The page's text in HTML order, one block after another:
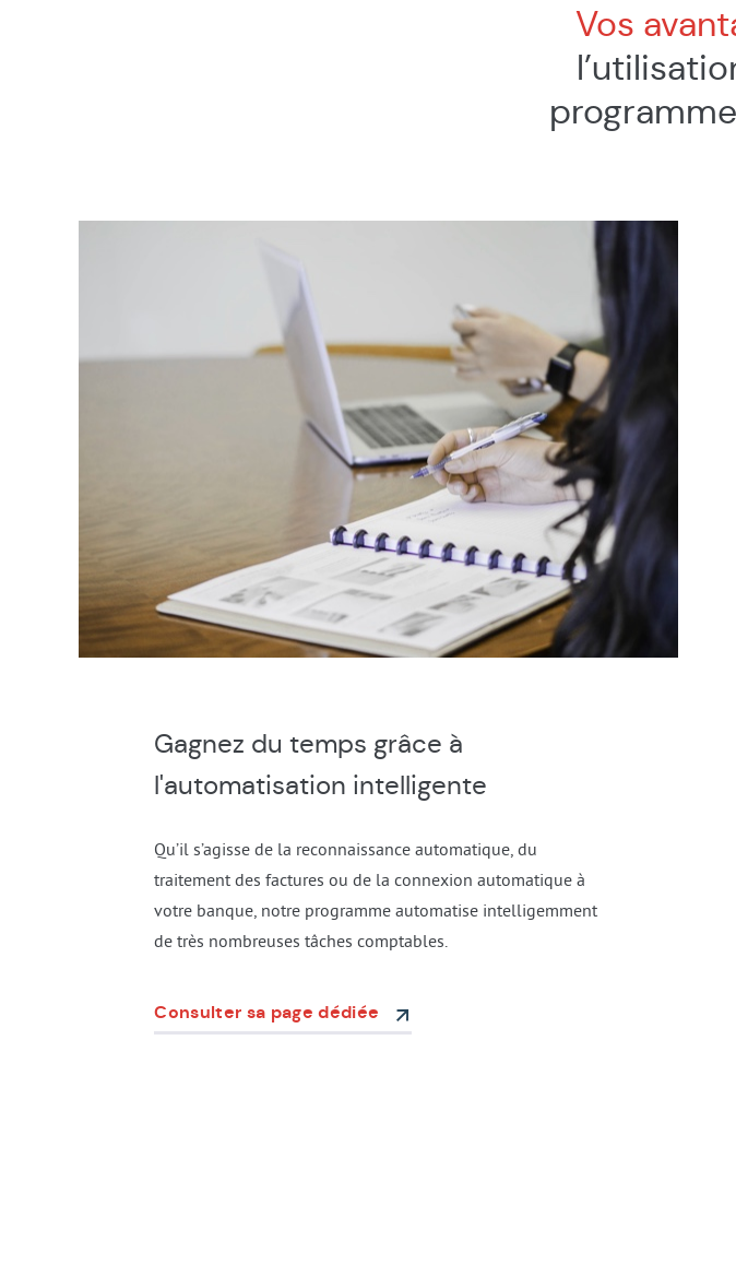
Vos
Gagnez du temps grâce à
l'automatisation intelligente
Qu’il s’agisse de la reconnaissance automatique, du
traitement des factures ou de la connexion automatique à
votre banque, notre programme automatise intelligemment
de très nombreuses tâches comptables.
Consulter sa page dédiée